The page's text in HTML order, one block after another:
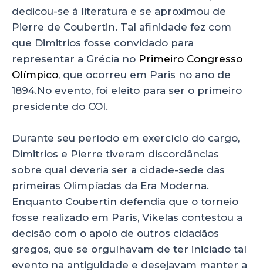
dedicou-se à literatura e se aproximou de
Pierre de Coubertin. Tal afinidade fez com
que Dimitrios fosse convidado para
representar a Grécia no Primeiro Congresso
Olímpico, que ocorreu em Paris no ano de
1894.No evento, foi eleito para ser o primeiro
presidente do COI.
Durante seu período em exercício do cargo,
Dimitrios e Pierre tiveram discordâncias
sobre qual deveria ser a cidade-sede das
primeiras Olimpíadas da Era Moderna.
Enquanto Coubertin defendia que o torneio
fosse realizado em Paris, Vikelas contestou a
decisão com o apoio de outros cidadãos
gregos, que se orgulhavam de ter iniciado tal
evento na antiguidade e desejavam manter a